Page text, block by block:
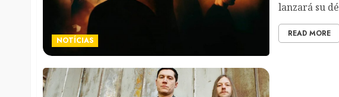
NOTÍCIAS
lanzará su
READ MORE